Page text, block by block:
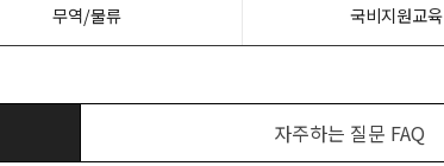
무역/물류 국비지원교육
자주하는 질문 FAQ